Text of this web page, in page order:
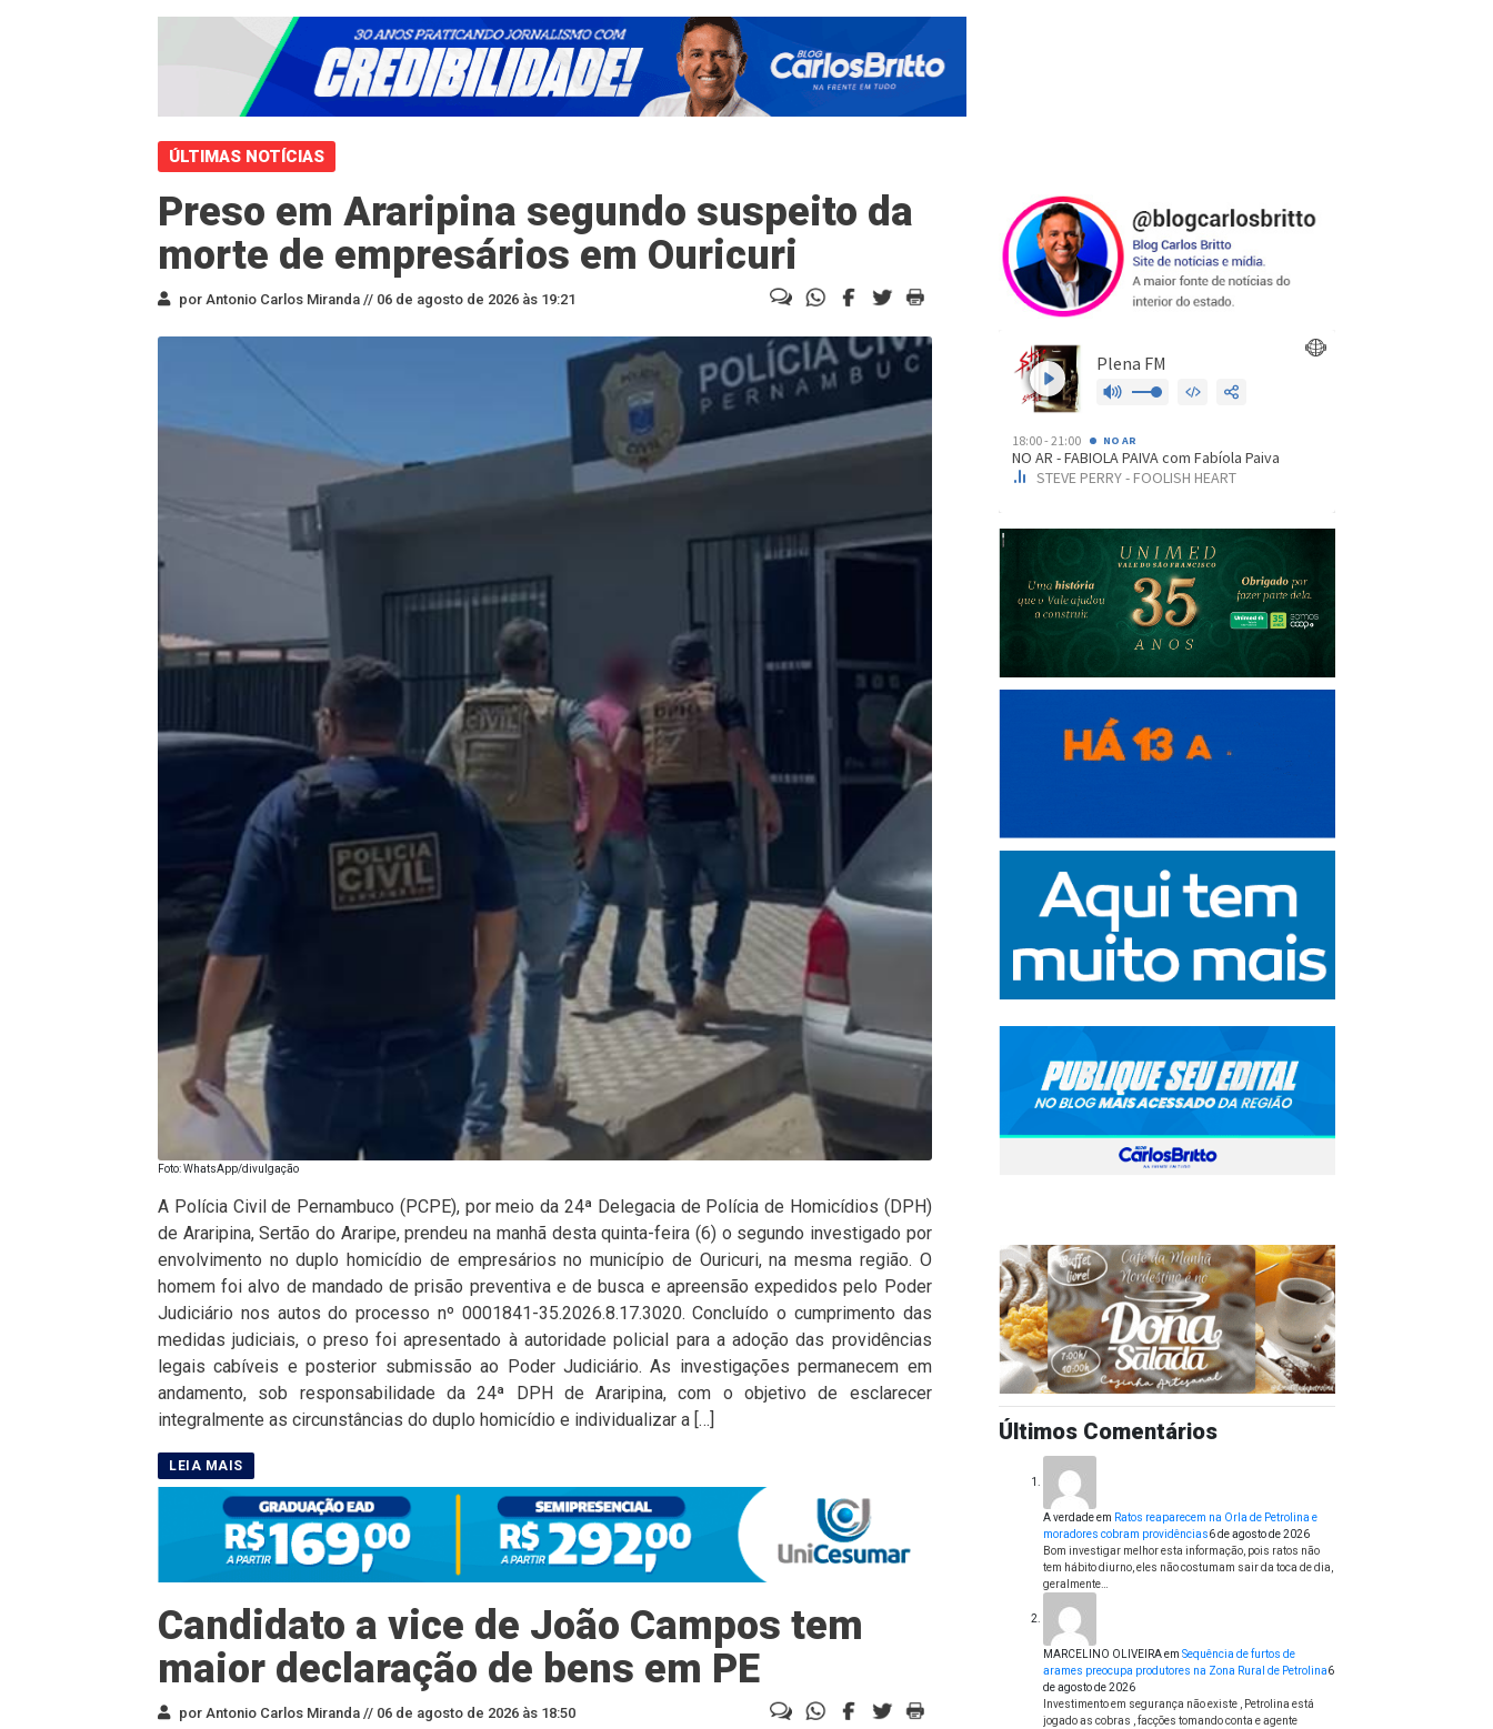
ÚLTIMAS NOTÍCIAS
Preso em Araripina segundo suspeito da
morte de empresários em Ouricuri
por Antonio Carlos Miranda // 06 de agosto de 2026 às 19:21
Foto: WhatsApp/divulgação
A Polícia Civil de Pernambuco (PCPE), por meio da 24ª Delegacia de Polícia de Homicídios (DPH)
de Araripina, Sertão do Araripe, prendeu na manhã desta quinta-feira (6) o segundo investigado por
envolvimento no duplo homicídio de empresários no município de Ouricuri, na mesma região. O
homem foi alvo de mandado de prisão preventiva e de busca e apreensão expedidos pelo Poder
Judiciário nos autos do processo nº 0001841-35.2026.8.17.3020. Concluído o cumprimento das
medidas judiciais, o preso foi apresentado à autoridade policial para a adoção das providências
legais cabíveis e posterior submissão ao Poder Judiciário. As investigações permanecem em
andamento, sob responsabilidade da 24ª DPH de Araripina, com o objetivo de esclarecer
integralmente as circunstâncias do duplo homicídio e individualizar a […]
Candidato a vice de João Campos tem
maior declaração de bens em PE
por Antonio Carlos Miranda // 06 de agosto de 2026 às 18:50
Últimos Comentários
A verdadeem Ratos reaparecem na Orla de Petrolina e
moradores cobram providências6 de agosto de 2026
Bom investigar melhor esta informação, pois ratos não
tem hábito diurno, eles não costumam sair da toca de dia,
geralmente…
MARCELINO OLIVEIRAem Sequência de furtos de
arames preocupa produtores na Zona Rural de Petrolina6
de agosto de 2026
Investimento em segurança não existe , Petrolina está
jogado as cobras , facções tomando conta e agente